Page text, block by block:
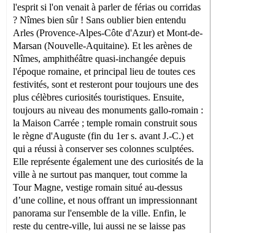
l'esprit si l'on venait à parler de férias ou corridas
? Nîmes bien sûr ! Sans oublier bien entendu
Arles (Provence-Alpes-Côte d'Azur) et Mont-de-
Marsan (Nouvelle-Aquitaine). Et les arènes de
Nîmes, amphithéâtre quasi-inchangée depuis
l'époque romaine, et principal lieu de toutes ces
festivités, sont et resteront pour toujours une des
plus célèbres curiosités touristiques. Ensuite,
toujours au niveau des monuments gallo-romain :
la Maison Carrée ; temple romain construit sous
le règne d'Auguste (fin du 1er s. avant J.-C.) et
qui a réussi à conserver ses colonnes sculptées.
Elle représente également une des curiosités de la
ville à ne surtout pas manquer, tout comme la
Tour Magne, vestige romain situé au-dessus
d’une colline, et nous offrant un impressionnant
panorama sur l'ensemble de la ville. Enfin, le
reste du centre-ville, lui aussi ne se laisse pas